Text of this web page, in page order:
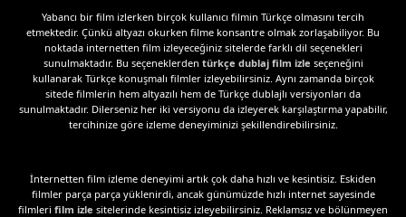
Yabancı bir film izlerken birçok kullanıcı filmin Türkçe olmasını tercih
etmektedir. Çünkü altyazı okurken filme konsantre olmak zorlaşabiliyor. Bu
noktada internetten film izleyeceğiniz sitelerde farklı dil seçenekleri
sunulmaktadır. Bu seçeneklerden türkçe dublaj film izle seçeneğini
kullanarak Türkçe konuşmalı filmler izleyebilirsiniz. Aynı zamanda birçok
sitede filmlerin hem altyazılı hem de Türkçe dublajlı versiyonları da
sunulmaktadır. Dilerseniz her iki versiyonu da izleyerek karşılaştırma yapabilir,
tercihinize göre izleme deneyiminizi şekillendirebilirsiniz.
İnternetten film izleme deneyimi artık çok daha hızlı ve kesintisiz. Eskiden
filmler parça parça yüklenirdi, ancak günümüzde hızlı internet sayesinde
filmleri film izle sitelerinde kesintisiz izleyebilirsiniz. Reklamsız ve bölünmeyen